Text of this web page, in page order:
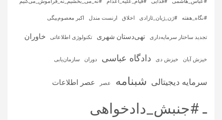
#نگاه_هفته #ژن_ژیان_ئازادی اخلاق ارنست مندل اکبر معصوم‌بیگی
تجدید ساختار سرمایه‌داری تهی‌دستان شهری تکنولوژی اطلاعاتی خاوران
خیزش آبان خیزش دی دادگاه عباسی دوران سازمان‌یابی
سرمایه‌ دیجیتالی شبنامه عصر عصر اطلاعات
ـ #جنبش_دادخواهی